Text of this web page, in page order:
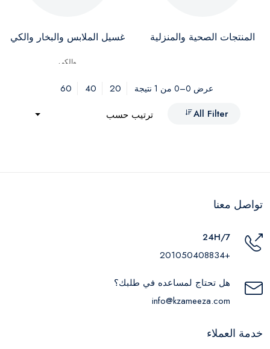
المنتجات الصحية والمنزلية غسيل الملابس والبخار والكي
عرض 0–0 من 1 نتيجة 20
40
60
All Filter
ترتيب حسب
تواصل معنا
24H/7
+201050408834
هل تحتاج لمساعده في طلبك؟
info@kzameeza.com
خدمة العملاء